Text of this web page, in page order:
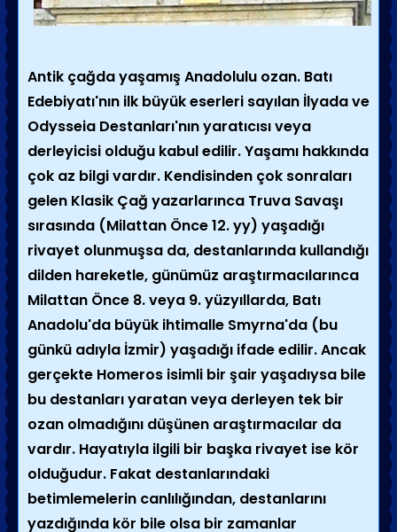
Antik çağda yaşamış Anadolulu ozan. Batı
Edebiyatı'nın ilk büyük eserleri sayılan İlyadave
Odysseia Destanları'nın yaratıcısı veya
derleyicisi olduğu kabul edilir. Yaşamı hakkında
çok az bilgi vardır. Kendisinden çok sonraları
gelen Klasik Çağ yazarlarınca Truva Savaşı
sırasında (Milattan Önce 12. yy) yaşadığı
rivayet olunmuşsa da, destanlarında kullandığı
dilden hareketle, günümüz araştırmacılarınca
Milattan Önce 8. veya 9. yüzyıllarda, Batı
Anadolu'da büyük ihtimalle Smyrna'da (bu
günkü adıyla İzmir) yaşadığı ifade edilir. Ancak
gerçekte Homeros isimli bir şair yaşadıysa bile
bu destanları yaratan veya derleyen tek bir
ozan olmadığını düşünen araştırmacılar da
vardır. Hayatıyla ilgili bir başka rivayet ise kör
olduğudur. Fakat destanlarındaki
betimlemelerin canlılığından, destanlarını
yazdığında kör bile olsa bir zamanlar